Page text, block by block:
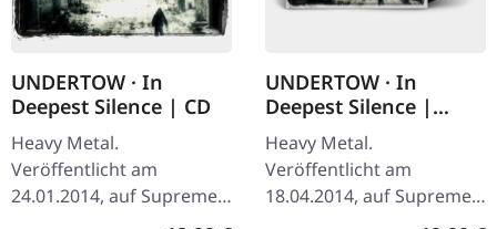
UNDERTOW · In
Deepest Silence | CD
Heavy Metal.
Veröffentlicht am
24.01.2014, auf Supreme
Chaos Records. CD im
UNDERTOW · In
Deepest Silence |
BLACK LP
Heavy Metal.
Veröffentlicht am
18.04.2014, auf Supreme